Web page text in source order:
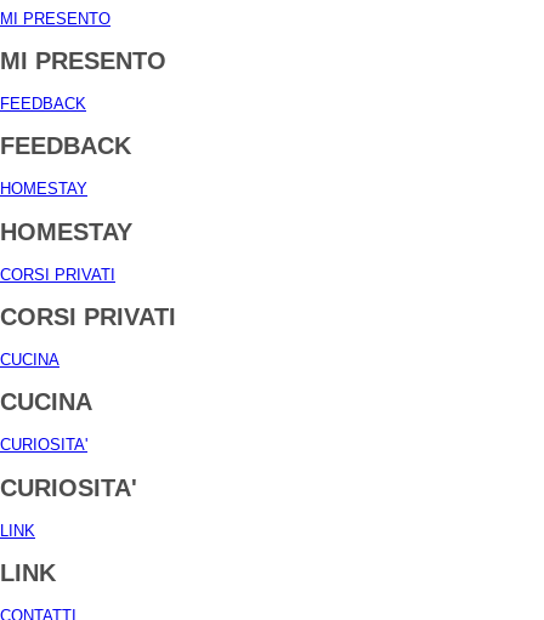
MI PRESENTO
MI PRESENTO
FEEDBACK
FEEDBACK
HOMESTAY
HOMESTAY
CORSI PRIVATI
CORSI PRIVATI
CUCINA
CUCINA
CURIOSITA'
CURIOSITA'
LINK
LINK
CONTATTI